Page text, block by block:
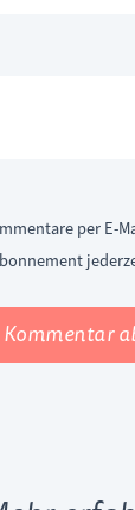
per E-
Kommentar